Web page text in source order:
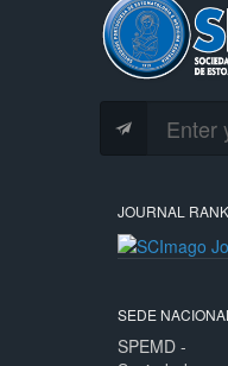
JOURNAL RANK
SEDE NACIONAL
SPEMD -